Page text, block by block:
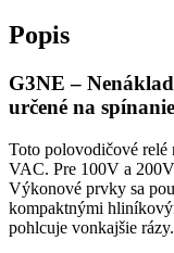
Popis
G3NE –
určené na
Toto polovodičové relé
VAC. Pre 100V a
Výkonové prvky sa
kompaktnými
pohlcuje vonkajšie rázy.